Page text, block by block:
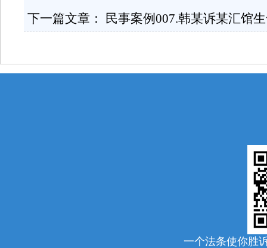
下一篇文章： 民事案例007.韩某诉某汇馆
一个法条使你胜